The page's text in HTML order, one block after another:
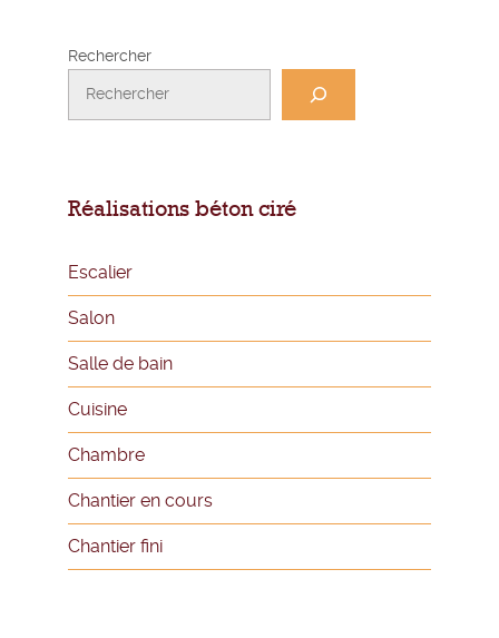
Rechercher
Réalisations béton ciré
Escalier
Salon
Salle de bain
Cuisine
Chambre
Chantier en cours
Chantier fini